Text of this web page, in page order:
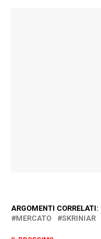
ARGOMENTI CORRELATI:
MERCATO
SKRINIAR